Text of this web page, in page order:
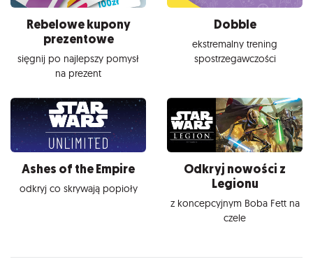
Rebelowe kupony
prezentowe
sięgnij po najlepszy pomysł
na prezent
Dobble
ekstremalny trening
spostrzegawczości
Ashes of the Empire
odkryj co skrywają popioły
Odkryj nowości z
Legionu
z koncepcyjnym Boba Fett na
czele